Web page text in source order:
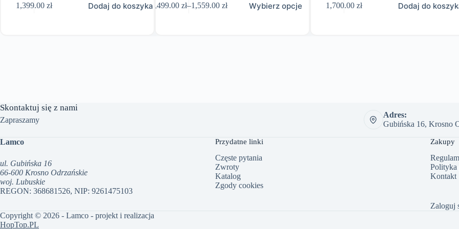
1,399.00zł Dodaj do koszyka1,499.00 zł–1,559.00 zł
Zakres
Wybierz opcje
produkt
1,700.00 zł Dodaj do
Skontaktuj się z nami
Zapraszamy
Adres:
Gubińska 16, Krosno
Lamco
ul. Gubińska 16
66-600 Krosno Odrzańskie
woj. Lubuskie
REGON: 368681526, NIP: 9261475103
Przydatne linki
Częste pytania
Zwroty
Katalog
Zgody cookies
Zakupy
Polityka
Kontakt
Zaloguj
Copyright © 2026 - Lamco - projekt i realizacja
HopTop.PL